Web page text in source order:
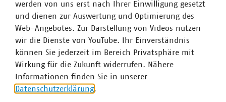
der Pestizid-Wirkstoff zum Beispiel eine Einstufung als
Kanzerogen nach
Verordnung (EG) Nr. 1272/2008über
die Einstufung, Kennzeichnung und Verpackung von
Stoffen und Gemischen (CLP-Verordnung) erhält, auch
wenn inzwischen möglicherweise neue wissenschaftliche
Erkenntnisse zu den Metaboliten vorliegen.
werden von uns erst nach Ihrer Einwilligung gesetzt
und dienen zur Auswertung und Optimierung des
Web-Angebotes. Zur Darstellung von Videos nutzen
wir die Dienste von YouTube. Ihr Einverständnis
können Sie jederzeit im Bereich Privatsphäre mit
Wirkung für die Zukunft widerrufen. Nähere
Informationen finden Sie in unserer
Datenschutzerklärung.